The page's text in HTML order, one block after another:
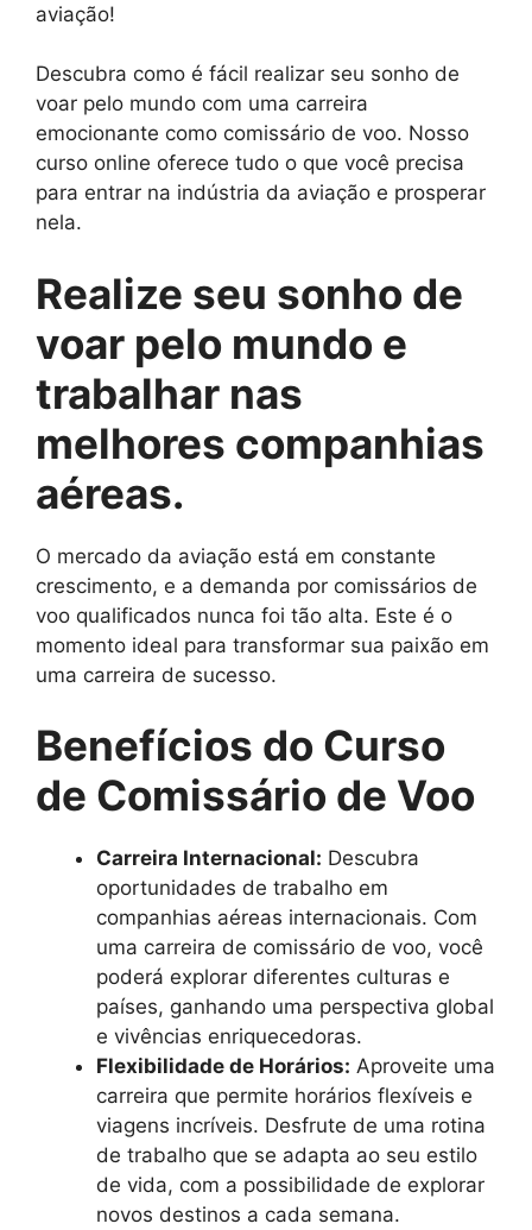
aviação!
Descubra como é fácil realizar seu sonho de
voar pelo mundo com uma carreira
emocionante como comissário de voo. Nosso
curso online oferece tudo o que você precisa
para entrar na indústria da aviação e prosperar
nela.
Realize seu sonho de
voar pelo mundo e
trabalhar nas
melhores companhias
aéreas.
O mercado da aviação está em constante
crescimento, e a demanda por comissários de
voo qualificados nunca foi tão alta. Este é o
momento ideal para transformar sua paixão em
uma carreira de sucesso.
Benefícios do Curso
de Comissário de Voo
Carreira Internacional: Descubra
oportunidades de trabalho em
companhias aéreas internacionais. Com
uma carreira de comissário de voo, você
poderá explorar diferentes culturas e
países, ganhando uma perspectiva global
e vivências enriquecedoras.
Flexibilidade de Horários: Aproveite uma
carreira que permite horários flexíveis e
viagens incríveis. Desfrute de uma rotina
de trabalho que se adapta ao seu estilo
de vida, com a possibilidade de explorar
novos destinos a cada semana.